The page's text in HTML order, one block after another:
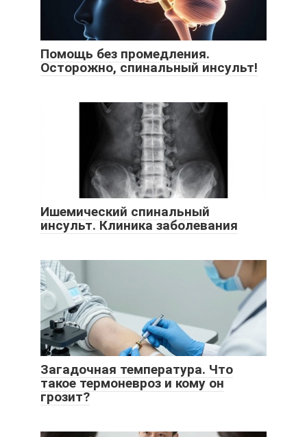
Помощь без промедления.
Осторожно, спинальный инсульт!
Ишемический спинальный
инсульт. Клиника заболевания
Загадочная температура. Что
такое термоневроз и кому он
грозит?